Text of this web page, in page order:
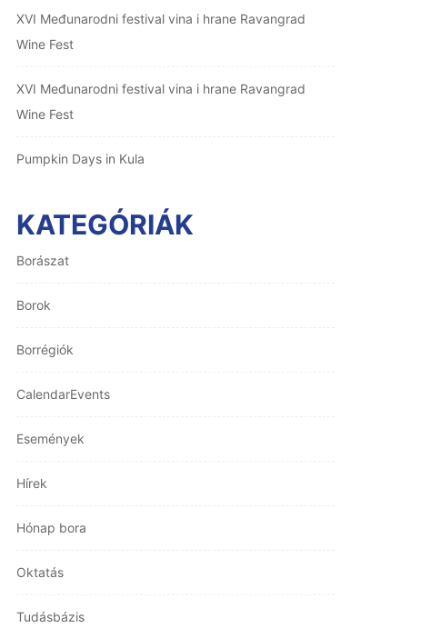
XVI Međunarodni festival vina i hrane Ravangrad
Wine Fest
XVI Međunarodni festival vina i hrane Ravangrad
Wine Fest
Pumpkin Days in Kula
KATEGÓRIÁK
Borászat
Borok
Borrégiók
CalendarEvents
Események
Hírek
Hónap bora
Oktatás
Tudásbázis